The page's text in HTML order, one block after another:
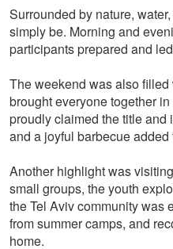
Surrounded by nature,
simply be. Morning and
participants prepared and
The weekend was also
brought everyone together
proudly claimed the title and
and a joyful barbecue
Another highlight was
small groups, the youth
the Tel Aviv community was
from summer camps, and
home.